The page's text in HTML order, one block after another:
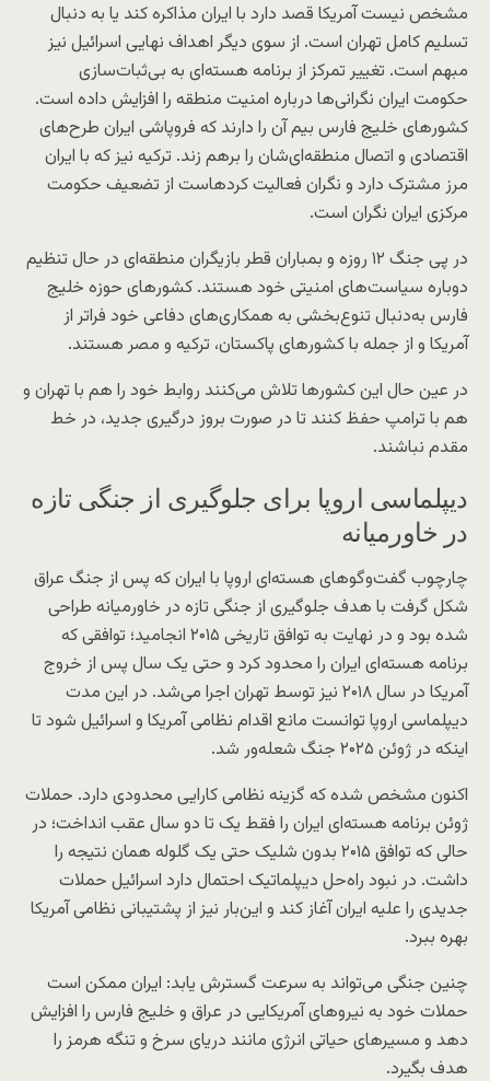
مشخص نیست آمریکا قصد دارد با ایران مذاکره کند یا به دنبال
تسلیم کامل تهران است. از سوی دیگر اهداف نهایی اسرائیل نیز
مبهم است. تغییر تمرکز از برنامه هسته‌ای به بی‌ثبات‌سازی
حکومت ایران نگرانی‌ها درباره امنیت منطقه را افزایش داده است.
کشورهای خلیج فارس بیم آن را دارند که فروپاشی ایران طرح‌های
اقتصادی و اتصال منطقه‌ای‌شان را برهم زند. ترکیه نیز که با ایران
مرز مشترک دارد و نگران فعالیت کردهاست از تضعیف حکومت
مرکزی ایران نگران است.
در پی جنگ ۱۲ روزه و بمباران قطر بازیگران منطقه‌ای در حال تنظیم
دوباره سیاست‌های امنیتی خود هستند. کشورهای حوزه خلیج
فارس به‌دنبال تنوع‌بخشی به همکاری‌های دفاعی خود فراتر از
آمریکا و از جمله با کشورهای پاکستان، ترکیه و مصر هستند.
در عین حال این کشورها تلاش می‌کنند روابط خود را هم با تهران و
هم با ترامپ حفظ کنند تا در صورت بروز درگیری جدید، در خط
مقدم نباشند.
دیپلماسی اروپا برای جلوگیری از جنگی تازه
در خاورمیانه
چارچوب گفت‌وگوهای هسته‌ای اروپا با ایران که پس از جنگ عراق
شکل گرفت با هدف جلوگیری از جنگی تازه در خاورمیانه طراحی
شده بود و در نهایت به توافق تاریخی ۲۰۱۵ انجامید؛ توافقی که
برنامه هسته‌ای ایران را محدود کرد و حتی یک سال پس از خروج
آمریکا در سال ۲۰۱۸ نیز توسط تهران اجرا می‌شد. در این مدت
دیپلماسی اروپا توانست مانع اقدام نظامی آمریکا و اسرائیل شود تا
اینکه در ژوئن ۲۰۲۵ جنگ شعله‌ور شد.
اکنون مشخص شده که گزینه نظامی کارایی محدودی دارد. حملات
ژوئن برنامه هسته‌ای ایران را فقط یک تا دو سال عقب انداخت؛ در
حالی که توافق ۲۰۱۵ بدون شلیک حتی یک گلوله همان نتیجه را
داشت. در نبود راه‌حل دیپلماتیک احتمال دارد اسرائیل حملات
جدیدی را علیه ایران آغاز کند و این‌بار نیز از پشتیبانی نظامی آمریکا
بهره ببرد.
چنین جنگی می‌تواند به سرعت گسترش یابد: ایران ممکن است
حملات خود به نیروهای آمریکایی در عراق و خلیج فارس را افزایش
دهد و مسیرهای حیاتی انرژی مانند دریای سرخ و تنگه هرمز را
هدف بگیرد.